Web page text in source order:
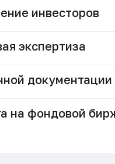
инвесторов
экспертиза
документации
на фондовой